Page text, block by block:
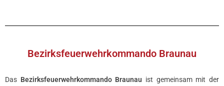
Bezirksfeuerwehrkommando Braunau
Das Bezirksfeuerwehrkommando Braunau ist gemeinsam mit der